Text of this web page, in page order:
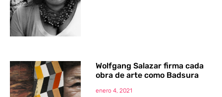
Wolfgang Salazar firma cada
obra de arte como Badsura
enero 4, 2021